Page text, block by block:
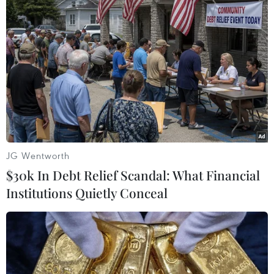
Tây Ninh thúc đẩy bình dân học vụ
số, tạo động lực phát triển kinh tế số
07/08/2026 07:17
"Doanh nghiệp phải là lực lượng
nòng cốt phát triển công nghệ chiến
lược"
Meta bồi thường gần 600 triệu USD
vì gây tổn hại sức khỏe tâm thần trẻ
07/08/2026 04:28
JG Wentworth
$30k In Debt Relief Scandal: What Financial
Institutions Quietly Conceal